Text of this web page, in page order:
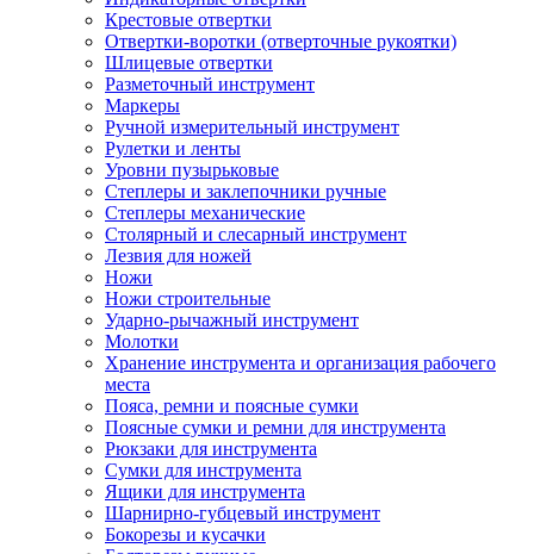
Крестовые отвертки
Отвертки-воротки (отверточные рукоятки)
Шлицевые отвертки
Разметочный инструмент
Маркеры
Ручной измерительный инструмент
Рулетки и ленты
Уровни пузырьковые
Степлеры и заклепочники ручные
Степлеры механические
Столярный и слесарный инструмент
Лезвия для ножей
Ножи
Ножи строительные
Ударно-рычажный инструмент
Молотки
Хранение инструмента и организация рабочего
места
Пояса, ремни и поясные сумки
Поясные сумки и ремни для инструмента
Рюкзаки для инструмента
Сумки для инструмента
Ящики для инструмента
Шарнирно-губцевый инструмент
Бокорезы и кусачки